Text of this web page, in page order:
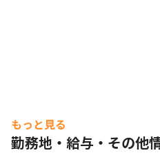
もっと見る
勤務地・給与・その他